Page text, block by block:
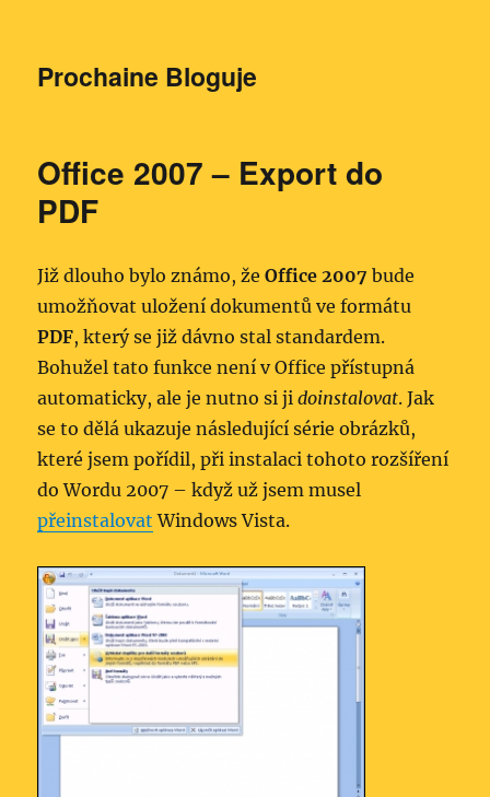
Prochaine Bloguje
Office 2007 – Export do
PDF
Již dlouho bylo známo, žeOffice 2007 bude
umožňovat uložení dokumentů ve formátu
PDF, který se již dávno stal standardem.
Bohužel tato funkce není v Office přístupná
automaticky, ale je nutno si jidoinstalovat. Jak
se to dělá ukazuje následující série obrázků,
které jsem pořídil, při instalaci tohoto rozšíření
do Wordu 2007 – když už jsem musel
přeinstalovat Windows Vista.